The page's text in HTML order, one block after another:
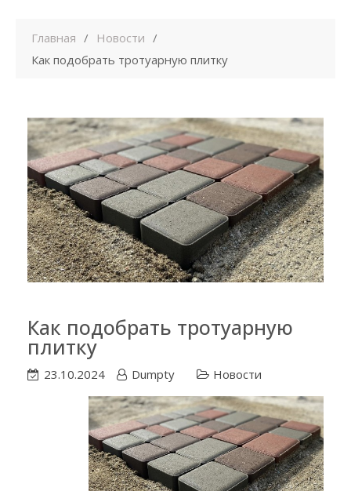
Главная
Новости
Как подобрать тротуарную плитку
Как подобрать тротуарную
плитку
23.10.2024 Dumpty Новости